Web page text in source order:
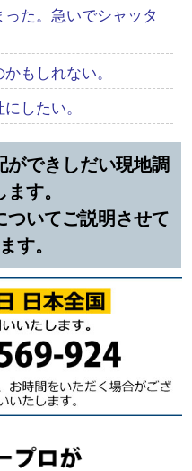
た。急いでシャッタ
もしれない。
したい。
ができしだい現地調
す。
ついてご説明させて
す。